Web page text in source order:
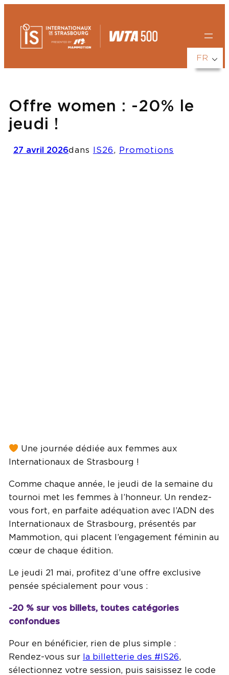
contenu
FR
Offre women : -20% le
jeudi !
27 avril 2026dans IS26, Promotions
Une journée dédiée aux femmes aux
Internationaux de Strasbourg !
Comme chaque année, le jeudi de la semaine du
tournoi met les femmes à l’honneur. Un rendez-
vous fort, en parfaite adéquation avec l’ADN des
Internationaux de Strasbourg, présentés par
Mammotion, qui placent l’engagement féminin au
cœur de chaque édition.
Le jeudi 21 mai, profitez d’une offre exclusive
pensée spécialement pour vous :
-20 % sur vos billets, toutes catégories
confondues
Pour en bénéficier, rien de plus simple :
Rendez-vous sur
la billetterie des #IS26,
sélectionnez votre session, puis saisissez le code